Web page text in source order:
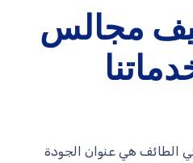
مجالس
الطائف هي عنوان الجودة